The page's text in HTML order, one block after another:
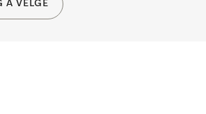
Å VELGE